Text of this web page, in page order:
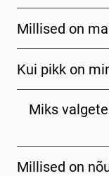
Millised on
Kui pikk on
Miks
Millised on